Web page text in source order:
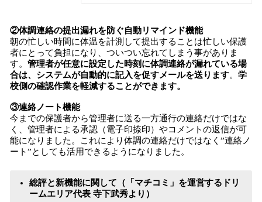
②体調連絡の提出漏れを防ぐ自動リマインド機能
朝の忙しい時間に体温を計測して提出することは忙しい保護
者にとって負担になり、ついつい忘れてしまう事がありま
す。 管理者が任意に設定した時刻に体調連絡が漏れている場
合は、システムが自動的に記入を促すメールを送ります。 学
校側の確認作業を軽減することができます。
③連絡ノート機能
今までの保護者から管理者に送る一方通行の連絡だけではな
く、管理者による承認（電子印捺印）やコメントの返信が可
能になりました。これにより体調の連絡だけではなく”連絡ノ
ート”としても活用できるようになりました。
総評と新機能に関して（「マチコミ」を運営するドリ
ームエリア代表 寺下武秀より）